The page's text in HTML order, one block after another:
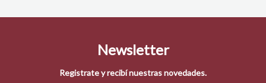
Newsletter
Registrate y recibí nuestras novedades.